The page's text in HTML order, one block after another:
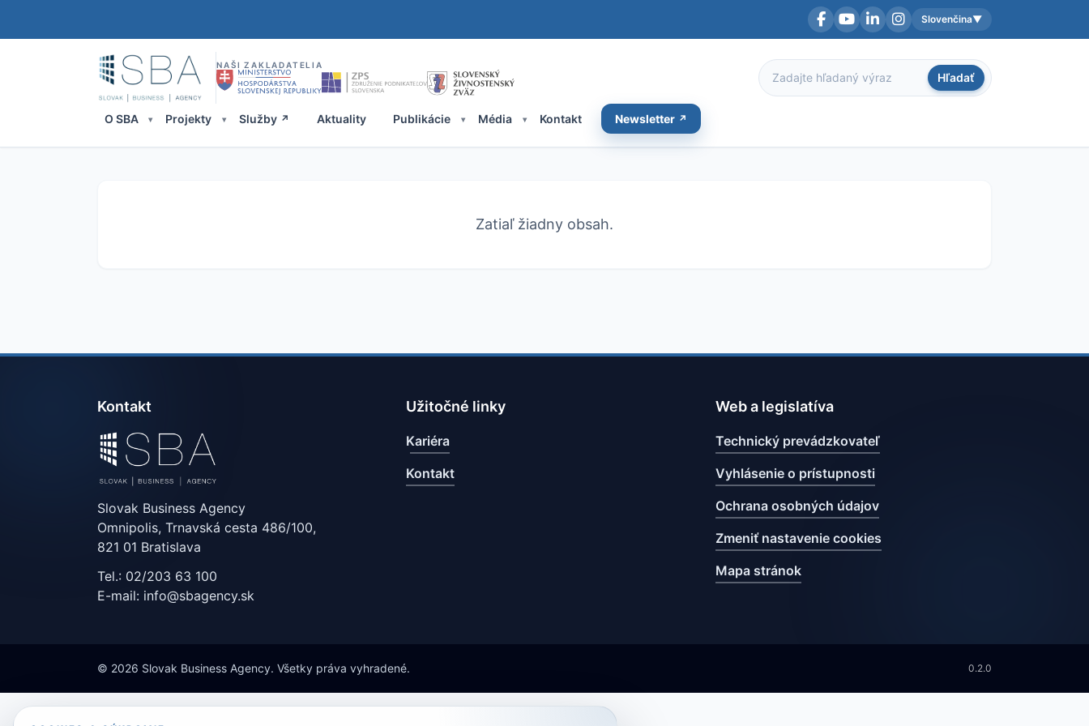
FacebookYouTubeLinkedInInstagramAktuálny jazyk:
Slovenčina▼
NAŠI ZAKLADATELIA
Hľadať
Hľadať
O SBA Projekty Služby Aktuality Publikácie Média Kontakt Newsletter
Zatiaľ žiadny obsah.
Kontakt
Slovak Business Agency
Omnipolis, Trnavská cesta 486/100,
821 01 Bratislava
Tel.: 02/203 63 100
E-mail: info@sbagency.sk
Užitočné linky
Kariéra
Kontakt
Web a legislatíva
Technický prevádzkovateľ
Vyhlásenie o prístupnosti
Ochrana osobných údajov
Zmeniť nastavenie cookies
Mapa stránok
© 2026 Slovak Business Agency. Všetky práva vyhradené. 0.2.0